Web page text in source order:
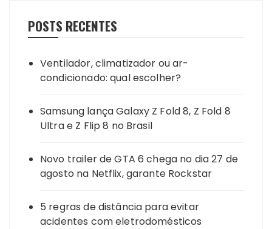
POSTS RECENTES
Ventilador, climatizador ou ar-
condicionado: qual escolher?
Samsung lança Galaxy Z Fold 8, Z Fold 8
Ultra e Z Flip 8 no Brasil
Novo trailer de GTA 6 chega no dia 27 de
agosto na Netflix, garante Rockstar
5 regras de distância para evitar
acidentes com eletrodomésticos